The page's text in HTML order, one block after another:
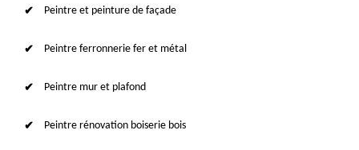
Peintre et peinture de façade
Peintre ferronnerie fer et métal
Peintre mur et plafond
Peintre rénovation boiserie bois